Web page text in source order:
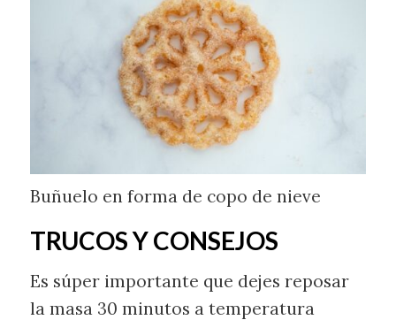
Buñuelo en forma de copo de nieve
TRUCOS Y CONSEJOS
Es súper importante que dejes reposar
la masa 30 minutos a temperatura